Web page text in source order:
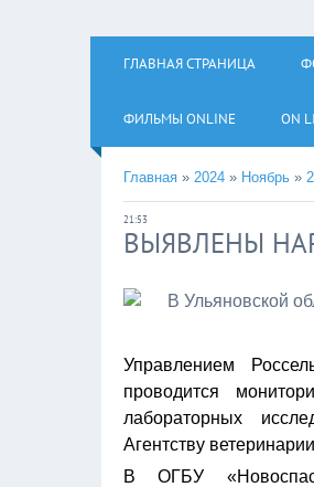
ГЛАВНАЯ СТРАНИЦА
ФИЛЬМЫ ОNLINE ON
Главная » 2024 » Ноябрь »
21:53
ВЫЯВЛЕНЫ
Управлением
проводится
лабораторных
Агентству
В ОГБУ